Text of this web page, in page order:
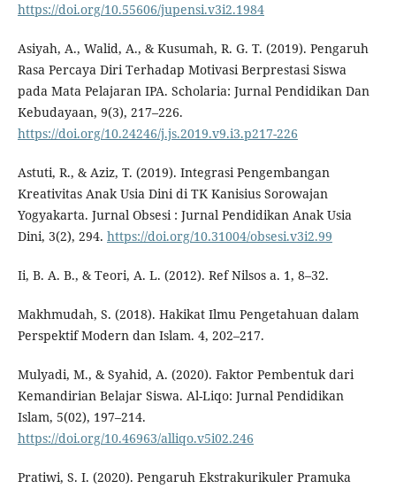
https://doi.org/10.55606/jupensi.v3i2.1984
Asiyah, A., Walid, A., & Kusumah, R. G. T. (2019). Pengaruh
Rasa Percaya Diri Terhadap Motivasi Berprestasi Siswa
pada Mata Pelajaran IPA. Scholaria: Jurnal Pendidikan Dan
Kebudayaan, 9(3), 217–226.
https://doi.org/10.24246/j.js.2019.v9.i3.p217-226
Astuti, R., & Aziz, T. (2019). Integrasi Pengembangan
Kreativitas Anak Usia Dini di TK Kanisius Sorowajan
Yogyakarta. Jurnal Obsesi : Jurnal Pendidikan Anak Usia
Dini, 3(2), 294. https://doi.org/10.31004/obsesi.v3i2.99
Ii, B. A. B., & Teori, A. L. (2012). Ref Nilsos a. 1, 8–32.
Makhmudah, S. (2018). Hakikat Ilmu Pengetahuan dalam
Perspektif Modern dan Islam. 4, 202–217.
Mulyadi, M., & Syahid, A. (2020). Faktor Pembentuk dari
Kemandirian Belajar Siswa. Al-Liqo: Jurnal Pendidikan
Islam, 5(02), 197–214.
https://doi.org/10.46963/alliqo.v5i02.246
Pratiwi, S. I. (2020). Pengaruh Ekstrakurikuler Pramuka